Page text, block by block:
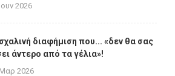
2026
διαφήμιση που... «δεν θα σας
άντερο από τα γέλια»!
2026